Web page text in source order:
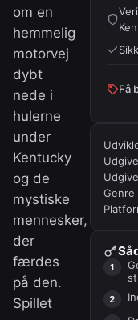
om en
hemmelig
motorvej
dybt
nede i
hulerne
under
Kentucky
og de
mystiske
mennesker,
der
færdes
på den.
Spillet
Få
Genre